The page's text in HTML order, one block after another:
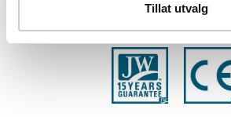
Tillat utvalg